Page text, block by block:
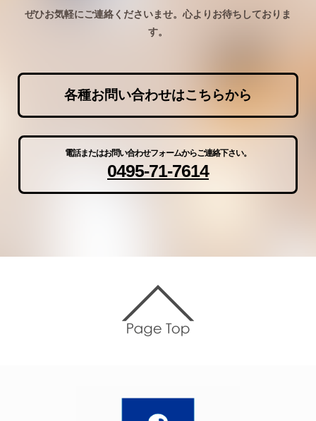
ぜひお気軽にご連絡くださいませ。心よりお待ちしておりま
す。
各種お問い合わせはこちらから
電話またはお問い合わせフォームからご連絡下さい。
0495-71-7614